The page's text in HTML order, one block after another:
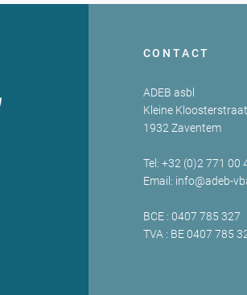
CONTACT
ADEB asbl
Kleine
1932 Zaventem
Tel: +32 (0)2 771 00
Email: info@adeb-
BCE : 0407 785 327
TVA : BE 0407 785